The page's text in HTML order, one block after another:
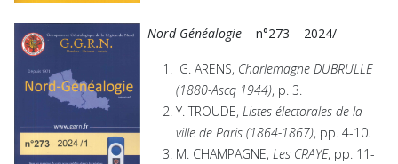
Nord Généalogie – n°273 – 2024/
G. ARENS, Charlemagne DUBRULLE
(1880-Ascq 1944), p. 3.
Y. TROUDE, Listes électorales de la
ville de Paris (1864-1867), pp. 4-10.
M. CHAMPAGNE, Les CRAYE, pp. 11-